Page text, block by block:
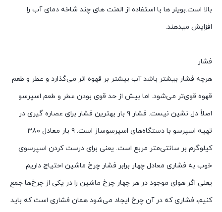
بالا است.بویلر ها با استفاده از المنت های چند شاخه دمای آب را
افزایش میدهند.
فشار
هرچه فشار بیشتر باشد آب بیشتر بر قهوه اثر می‌گذارد و عطر و طعم
قهوه قوی‌تر می‌شود. اما بیش از حد قوی بودن عطر و طعم اسپرسو
اصلاً دل نشین نیست. فشار ۹ بار بهترین فشار برای عصاره گیری در
تهیه اسپرسو با دستگاه‌های اسپرسوساز است. ۹ بار معادل ۳۸۰
کیلوگرم بر سانتی‌متر مربع است. یعنی برای درست کردن اسپرسوی
خوب به فشاری معادل چهار برابر فشار چرخ ماشین احتیاج داریم.
یعنی اگر هوای موجود در هر چهار چرخ ماشین را در یکی از چرخ‌ها جمع
کنیم، فشاری که در آن چرخ ایجاد می‌شود همان فشاری است که باید